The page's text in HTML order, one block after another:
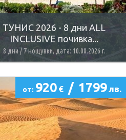
ТУНИС 2026 - 8 дни ALL
INCLUSIVE почивка...
8 дни / 7 нощувки, дата: 10.08.2026 г.
от: 920 € / 1799лв.